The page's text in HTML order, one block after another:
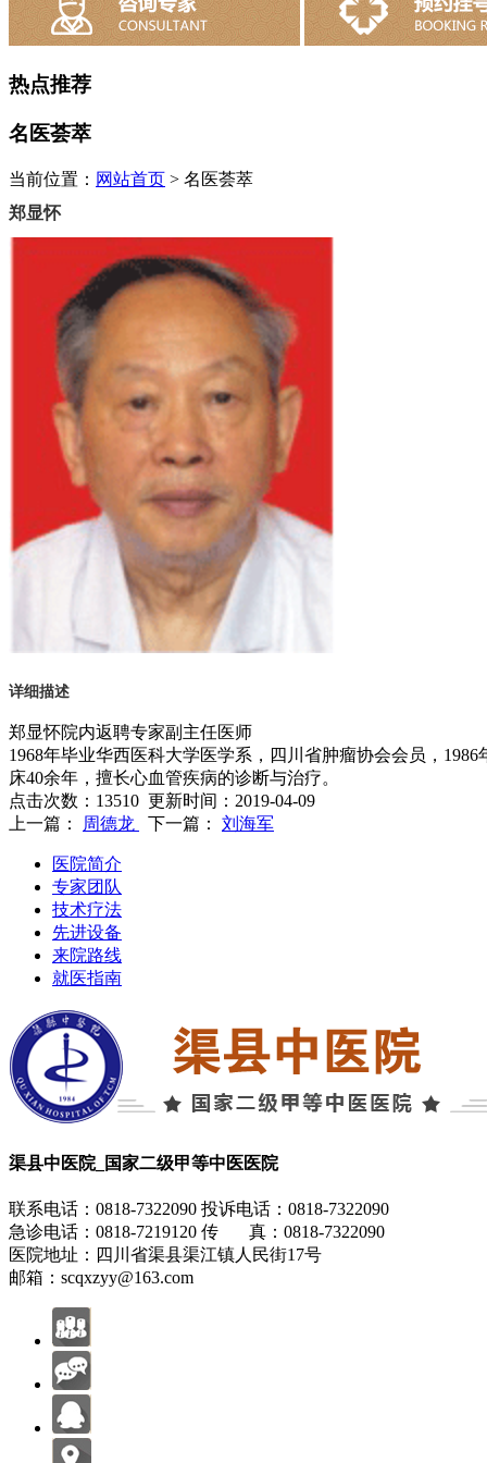
热点推荐
名医荟萃
当前位置： 网站首页 > 名医荟萃
郑显怀
详细描述
郑显怀院内返聘专家副主任医师
1968年毕业华西医科大学医学系，四川省肿瘤协会会员，
床40余年，擅长心血管疾病的诊断与治疗。
点击次数： 13510 更新时间：2019-04-09
上一篇： 周德龙 下一篇： 刘海军
医院简介
专家团队
技术疗法
先进设备
来院路线
就医指南
渠县中医院_国家二级甲等中医医院
联系电话：0818-7322090 投诉电话：0818-7322090
急诊电话：0818-7219120 传 真：0818-7322090
医院地址：四川省渠县渠江镇人民街17号
邮箱：scqxzyy@163.com